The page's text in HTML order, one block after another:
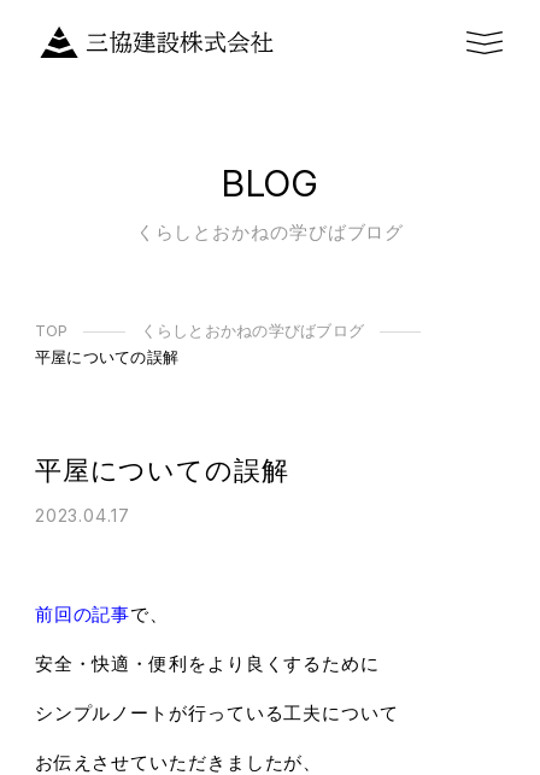
BLOG
くらしとおかねの学びばブログ
TOP
くらしとおかねの学びばブログ
平屋についての誤解
平屋についての誤解
2023.04.17
前回の記事で、
安全・快適・便利をより良くするために
シンプルノートが行っている工夫について
お伝えさせていただきましたが、